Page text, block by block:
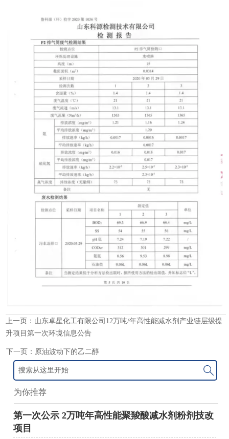
上一页： 山东卓星化工有限公司12万吨/年高性能减水剂产业链层级提
升项目第一次环境信息公告
下一页： 原油波动下的乙二醇

为你推荐
第一次公示 2万吨年高性能聚羧酸减水剂粉剂技改
项目